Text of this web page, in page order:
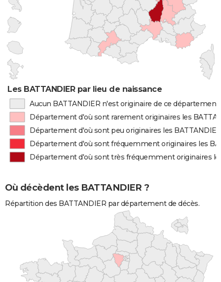
Les BATTANDIER par lieu de naissance
Aucun BATTANDIER n'est originaire de ce département
Département d'où sont rarement originaires les
Département d'où sont peu originaires les
Département d'où sont fréquemment originaires les
Département d'où sont très fréquemment originaires
Où décèdent les BATTANDIER ?
Répartition des BATTANDIER par département de décès.